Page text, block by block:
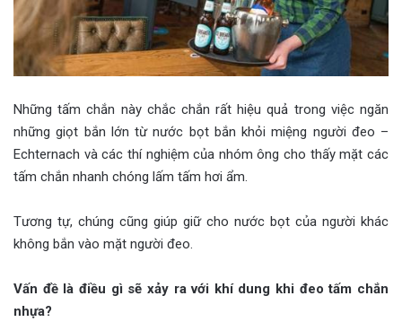
Những tấm chắn này chắc chắn rất hiệu quả trong việc ngăn
những giọt bắn lớn từ nước bọt bắn khỏi miệng người đeo –
Echternach và các thí nghiệm của nhóm ông cho thấy mặt các
tấm chắn nhanh chóng lấm tấm hơi ẩm.
Tương tự, chúng cũng giúp giữ cho nước bọt của người khác
không bắn vào mặt người đeo.
Vấn đề là điều gì sẽ xảy ra với khí dung khi đeo tấm chắn
nhựa?